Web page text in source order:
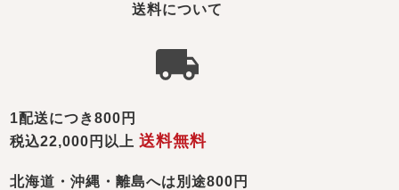
送料について
1配送につき800円
税込22,000円以上送料無料
北海道・沖縄・離島へは別途800円